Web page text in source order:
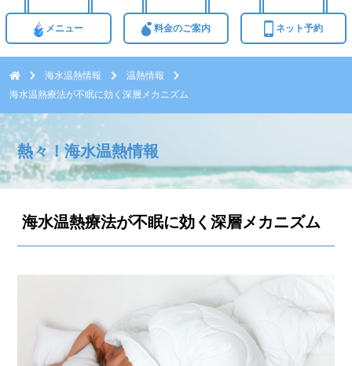
メニュー 料金のご案内 ネット予約
海水温熱情報
温熱情報
海水温熱療法が不眠に効く深層メカニズム
熱々！海水温熱情報
海水温熱療法が不眠に効く深層メカニズム